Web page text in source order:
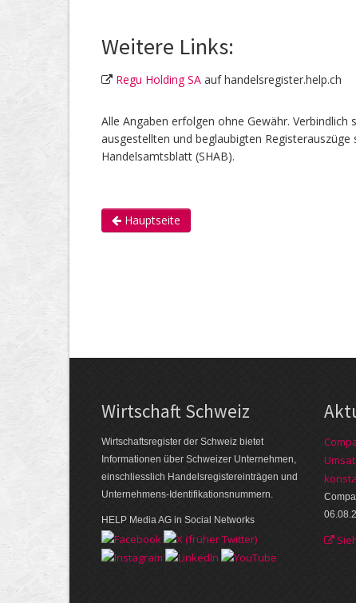
Weitere Links:
Regu Holding SA auf handelsregister.help.ch
Alle Angaben erfolgen ohne Gewähr.
ausgestellten und beglaubigten
Handelsamtsblatt (SHAB).
Hauptseite
Wirtschaft Schweiz
Wirtschaftsregister der Schweiz bietet
Informationen über Schweizer Unternehmen,
einschliesslich Handelsregistereinträgen und
Unternehmens-Identifikationsnummern.
HELP Media AG in Social Networks